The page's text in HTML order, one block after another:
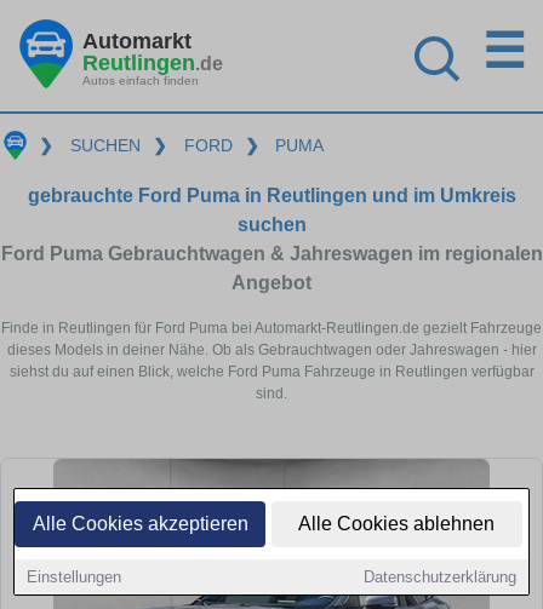
Alle Cookies akzeptieren Alle Cookies ablehnen
Einstellungen Datenschutzerklärung
Automarkt
Reutlingen.de
Autos einfach finden
☰
❯ SUCHEN ❯ FORD ❯ PUMA
gebrauchte Ford Puma in Reutlingen und im Umkreis
suchen
Ford Puma Gebrauchtwagen & Jahreswagen im regionalen
Angebot
Finde in Reutlingen für Ford Puma bei Automarkt-Reutlingen.de gezielt Fahrzeuge
dieses Models in deiner Nähe. Ob als Gebrauchtwagen oder Jahreswagen - hier
siehst du auf einen Blick, welche Ford Puma Fahrzeuge in Reutlingen verfügbar
sind.